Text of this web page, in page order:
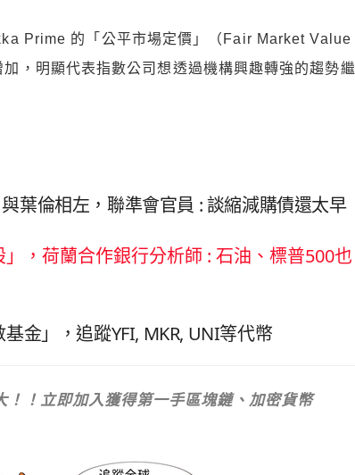
Prime 的「公平市場定價」（Fair Market Value
，明顯代表指數公司想透過機構興趣轉強的趨勢繼
葉倫相左，聯準會官員 : 談縮減購債還太早
，荷蘭合作銀行分析師 : 石油、標普500也
金」，追蹤YFI, MKR, UNI等代幣
！立即加入獲得第一手區塊鏈、加密貨幣